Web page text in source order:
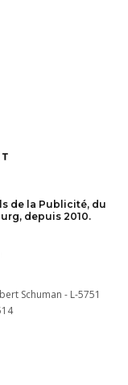
de la Publicité, du
depuis 2010.
Schuman - L-5751